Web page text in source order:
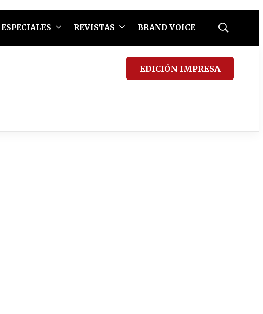
ESPECIALES REVISTAS BRAND VOICE
Mostrar
EDICIÓN IMPRESA